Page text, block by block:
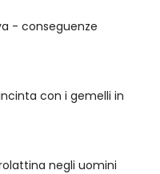
- conseguenze
con i gemelli in
negli uomini